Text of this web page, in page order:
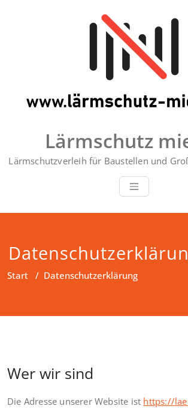
Lärmschutz
Lärmschutzverleih für Baustellen und
Start / Datenschutzerklärung
Wer wir sind
Die Adresse unserer Website ist https://